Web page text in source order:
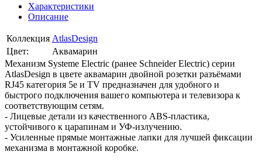
Характеристики
Описание
Коллекция AtlasDesign
Цвет:
Аквамарин
Механизм Systeme Electric (ранее Schneider Electric) серии
AtlasDesign в цвете аквамарин двойной розетки разъёмами
RJ45 категория 5е и TV предназначен для удобного и
быстрого подключения вашего компьютера и телевизора к
соответствующим сетям.
- Лицевые детали из качественного ABS-пластика,
устойчивого к царапинам и УФ-излучению.
- Усиленные прямые монтажные лапки для лучшей фиксации
механизма в монтажной коробке.